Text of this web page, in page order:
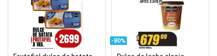
-80%